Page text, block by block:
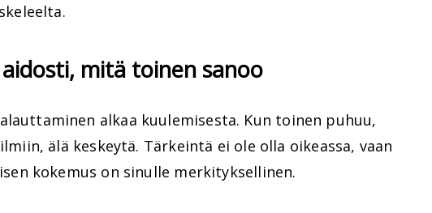
mitä toinen sanoo
alkaa kuulemisesta. Kun toinen puhuu,
älä keskeytä. Tärkeintä ei ole olla oikeassa, vaan
kokemus on sinulle merkityksellinen.